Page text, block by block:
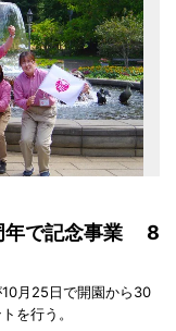
年で記念事業 8
月25日で開園から30
を行う。